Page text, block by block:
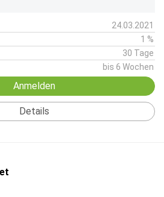
24.03.2021
1 %
30 Tage
bis 6 Wochen
Anmelden
Details